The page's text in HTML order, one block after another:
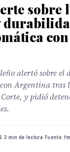
sobre
con
alertó sobre el
Argentina tras
y pidió
·2 min de lectura ·Fuente: